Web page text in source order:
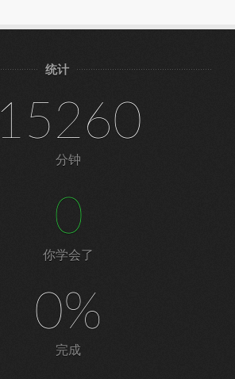
统计
15260
分钟
0
你学会了
0%
完成